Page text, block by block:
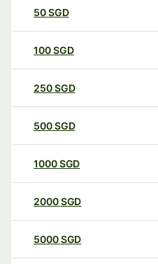
50SGD
100SGD
250SGD
500SGD
1000SGD
2000SGD
5000SGD